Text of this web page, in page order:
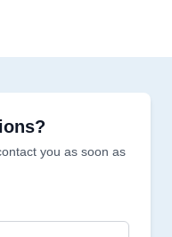
you as soon as